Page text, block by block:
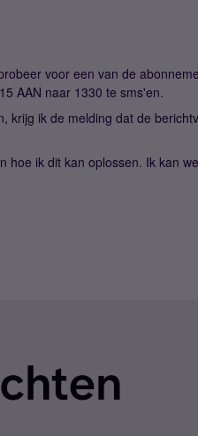
voor een van de
AAN naar 1330 te sms'en.
krijg ik de melding dat de
hoe ik dit kan oplossen. Ik kan